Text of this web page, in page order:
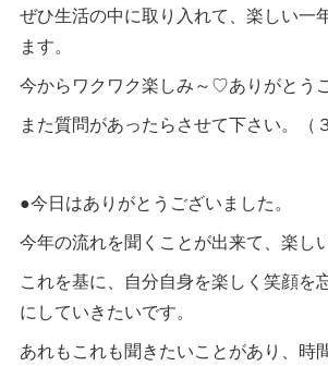
ぜひ生活の中に取り入れて、楽しい一
ます。
今からワクワク楽しみ～♡ありがとう
また質問があったらさせて下さい。（
●今日はありがとうございました。
今年の流れを聞くことが出来て、楽し
これを基に、自分自身を楽しく笑顔を
にしていきたいです。
あれもこれも聞きたいことがあり、時